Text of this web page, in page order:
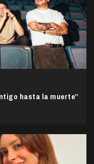
hasta la muerte”